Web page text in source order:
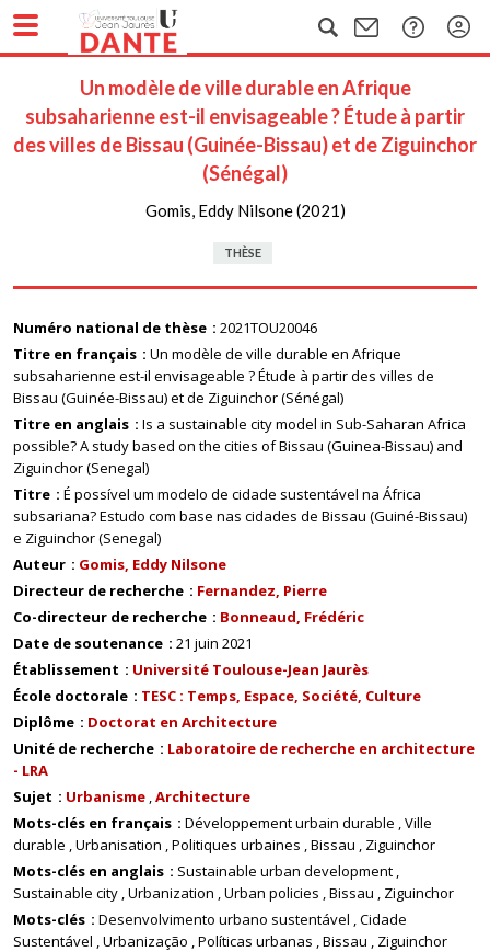
Un modèle de ville durable en Afrique
subsaharienne est-il envisageable ? Étude à partir
des villes de Bissau (Guinée-Bissau) et de Ziguinchor
(Sénégal)
Gomis, Eddy Nilsone (2021)
THÈSE
Numéro national de thèse
2021TOU20046
Titre en français
Un modèle de ville durable en Afrique
subsaharienne est-il envisageable ? Étude à partir des villes de
Bissau (Guinée-Bissau) et de Ziguinchor (Sénégal)
Titre en anglais
Is a sustainable city model in Sub-Saharan Africa
possible? A study based on the cities of Bissau (Guinea-Bissau) and
Ziguinchor (Senegal)
Titre
É possível um modelo de cidade sustentável na África
subsariana? Estudo com base nas cidades de Bissau (Guiné-Bissau)
e Ziguinchor (Senegal)
Auteur
Gomis, Eddy Nilsone
Directeur de recherche
Fernandez, Pierre
Co-directeur de recherche
Bonneaud, Frédéric
Date de soutenance
21 juin 2021
Établissement
Université Toulouse-Jean Jaurès
École doctorale
TESC : Temps, Espace, Société, Culture
Diplôme
Doctorat en Architecture
Unité de recherche
Laboratoire de recherche en architecture
- LRA
Sujet
Urbanisme Architecture
Mots-clés en français
Développement urbain durable Ville
durable Urbanisation Politiques urbaines Bissau
Ziguinchor
Mots-clés en anglais
Sustainable urban development
Sustainable city Urbanization Urban policies Bissau
Ziguinchor
Mots-clés
Desenvolvimento urbano sustentável Cidade
Sustentável Urbanização Políticas urbanas Bissau
Ziguinchor